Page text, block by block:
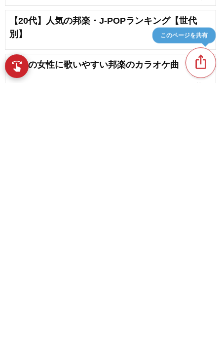
【20代】人気の邦楽・J-POPランキング【世代
別】
20代の女性に歌いやすい邦楽のカラオケ曲 ios_share
このページを共有
swipe 指先で音楽をブラウズ